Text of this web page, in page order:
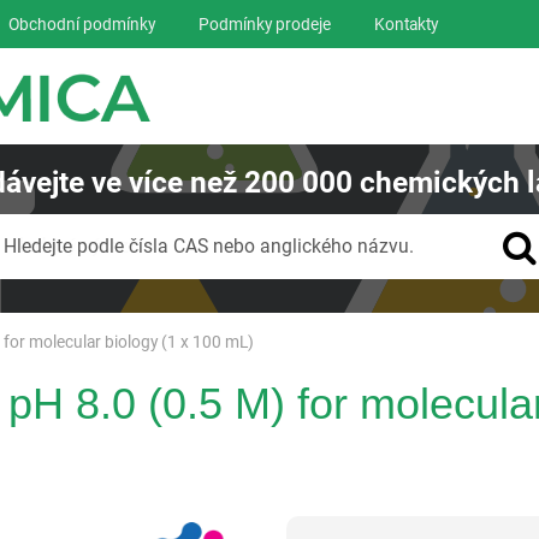
molecular biology (1 x 100 mL)
8.0 (0.5 M) for
Obchodní podmínky Podmínky prodeje Kontakty
ve více než200 000 chemických
Hledejte podle čísla CAS nebo anglického názvu.